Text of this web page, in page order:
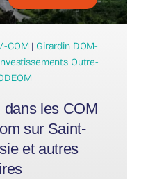
COM | Girardin DOM-
Outre-
dans les COM
sur Saint-
et autres